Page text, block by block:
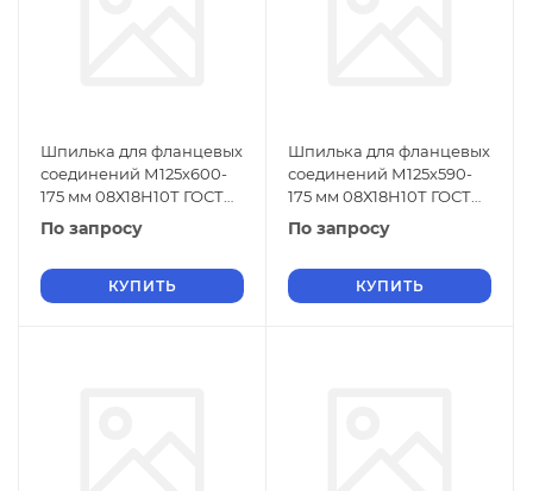
Шпилька для фланцевых
соединений М125х600-
175 мм 08Х18Н10Т ГОСТ
9066-75
По запросу
КУПИТЬ
Шпилька для фланцевых
соединений М125х590-
175 мм 08Х18Н10Т ГОСТ
9066-75
По запросу
КУПИТЬ